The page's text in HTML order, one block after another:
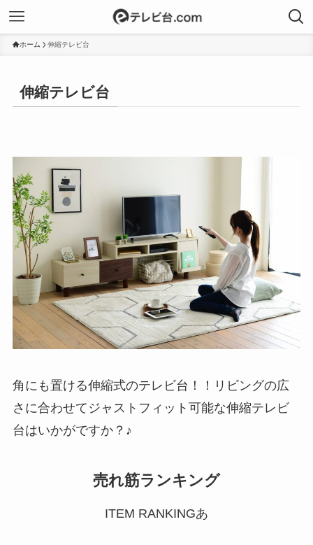
ホーム 伸縮テレビ台
伸縮テレビ台
角にも置ける伸縮式のテレビ台！！リビングの広
さに合わせてジャストフィット可能な伸縮テレビ
台はいかがですか？♪
売れ筋ランキング
ITEM RANKINGあ